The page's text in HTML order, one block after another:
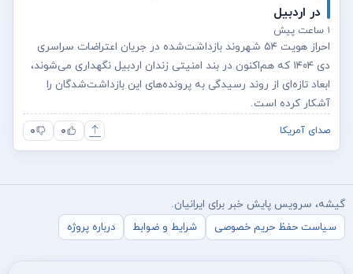
در اردبیل
۱ ساعت پیش
احراز هویت ۵۴ شهروند بازداشت‌شده در جریان اعتراضات سراسری
دی‌ ۱۴۰۴ که هم‌اکنون در بند امنیتی زندان اردبیل نگهداری می‌شوند،
ابعاد تازه‌ای از روند رسیدگی به پرونده‌های این بازداشت‌شدگان را
آشکار کرده است.
صدای آمریکا ۰ ۰
گیشه، سرویس پایش خبر برای ایرانیان.
سیاست حفظ حریم خصوصی
شرایط و ضوابط درباره پروژه